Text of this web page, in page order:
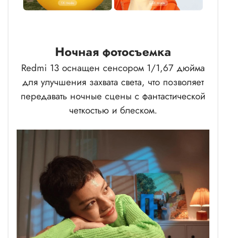
Ночная фотосъемка
Redmi 13 оснащен сенсором 1/1,67 дюйма
для улучшения захвата света, что позволяет
передавать ночные сцены с фантастической
четкостью и блеском.